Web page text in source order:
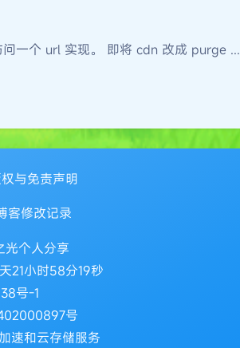
一个 url 实现。 即将 cdn 改成 purge ...
与免责声明
客修改记录
个人分享
21小时58分19秒
号-1
号
速和云存储服务